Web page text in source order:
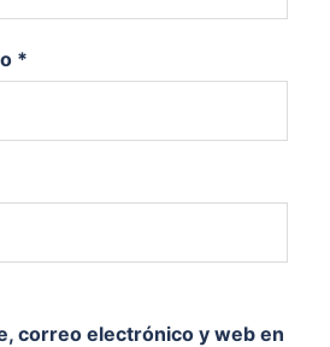
*
correo electrónico y web en